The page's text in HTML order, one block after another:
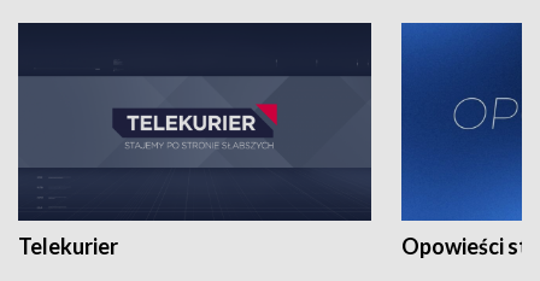
Telekurier Opowieści